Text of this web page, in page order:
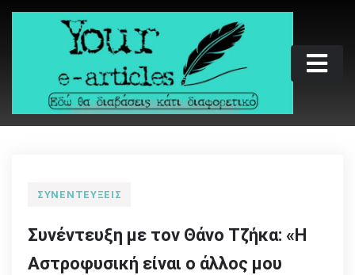
Skip
Your e-articles
Εδώ θα διαβάσεις κάτι διαφορετικό
ΣΥΝΕΝΤΕΎΞΕΙΣ
Συνέντευξη με τον Θάνο Τζήκα: «Η
Αστροφυσική είναι ο άλλος μου